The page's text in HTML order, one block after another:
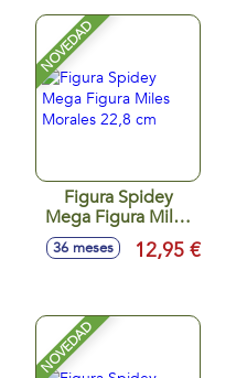
NOVEDAD
Figura Spidey
Mega Figura Miles
Morales 22,8 cm
36 meses 12,95 €
NOVEDAD